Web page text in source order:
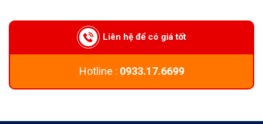
Liên hệ để có giá tốt
Hotline : 0933.17.6699